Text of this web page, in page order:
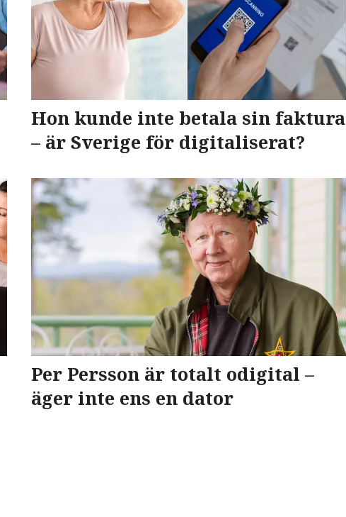
Hon kunde inte betala sin faktura
– är Sverige för digitaliserat?
Per Persson är totalt odigital –
äger inte ens en dator